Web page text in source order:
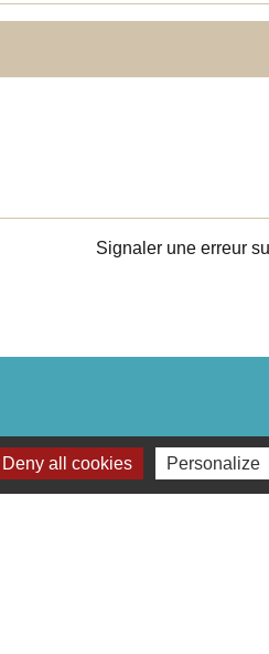
Signaler une erreur
de foire Mail :
Deny all cookies Personalize